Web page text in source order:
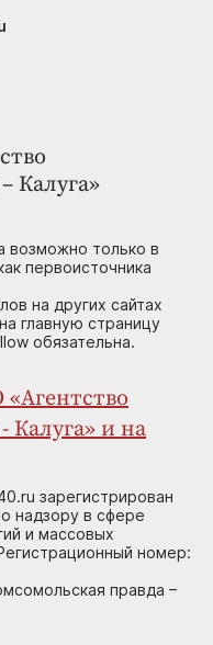
Калуга»
возможно только в
первоисточника
на других сайтах
главную страницу
обязательна.
Калуга» и на
зарегистрирован
надзору в сфере
и массовых
номер:
правда –